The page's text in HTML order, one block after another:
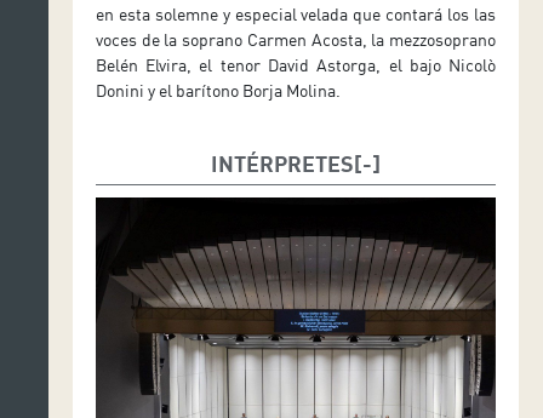
en esta solemne y especial velada que contará los las
voces de la soprano Carmen Acosta, la mezzosoprano
Belén Elvira, el tenor David Astorga, el bajo Nicolò
Donini y el barítono Borja Molina.
INTÉRPRETES